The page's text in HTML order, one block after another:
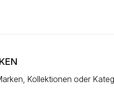
Kollektionen oder